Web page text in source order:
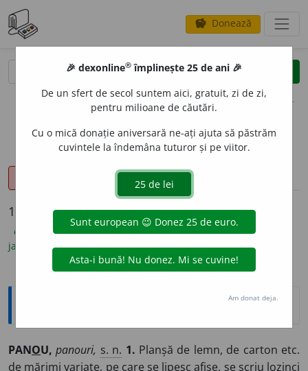
savings Donează
clear
opțiuni
sinteza definițiilor (1) definiții (18)
declinări
18 definiții pentrupanou
explicative DEX(9) ortografice DOOM(4) etimologice
jargon
sinonime(2)
PANOU, panouri, s. n. 1. Planșă de lemn, de carton etc.
de mărimi variate, pe care se lipesc afișe, se scriu lozinci
🎉 dexonline® împlinește 25 de ani 🎉
De un sfert de secol suntem aici, gratuit, zi de zi,
pentru milioane de căutări.
Cu o mică donație aniversară ne-ați ajuta să păstrăm
cuvintele la îndemâna tuturor și pe viitor.
Am donat deja.